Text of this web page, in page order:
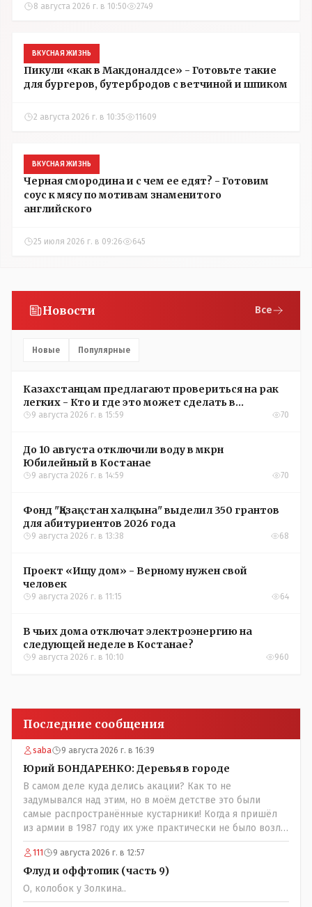
8 августа 2026 г. в 10:50 2749
ВКУСНАЯ ЖИЗНЬ
Пикули «как в Макдоналдсе» - Готовьте такие
для бургеров, бутербродов с ветчиной и шпиком
2 августа 2026 г. в 10:35 11609
ВКУСНАЯ ЖИЗНЬ
Черная смородина и с чем ее едят? - Готовим
соус к мясу по мотивам знаменитого
английского
25 июля 2026 г. в 09:26 645
Новости Все
Новые Популярные
Казахстанцам предлагают провериться на рак
легких - Кто и где это может сделать в
Костанайской области
9 августа 2026 г. в 15:59 70
До 10 августа отключили воду в мкрн
Юбилейный в Костанае
9 августа 2026 г. в 14:59 70
Фонд "Қазақстан халқына" выделил 350 грантов
для абитуриентов 2026 года
9 августа 2026 г. в 13:38 68
Проект «Ищу дом» - Верному нужен свой
человек
9 августа 2026 г. в 11:15 64
В чьих дома отключат электроэнергию на
следующей неделе в Костанае?
9 августа 2026 г. в 10:10 960
Последние сообщения
saba 9 августа 2026 г. в 16:39
Юрий БОНДАРЕНКО: Деревья в городе
В самом деле куда делись акации? Как то не
задумывался над этим, но в моём детстве это были
самые распространённые кустарники! Когда я пришёл
из армии в 1987 году их уже практически не было возле
родительского дома по улице Амангельды! А что
случилось то, с целым видом кустарника?
111 9 августа 2026 г. в 12:57
Флуд и оффтопик (часть 9)
О, колобок у Золкина..